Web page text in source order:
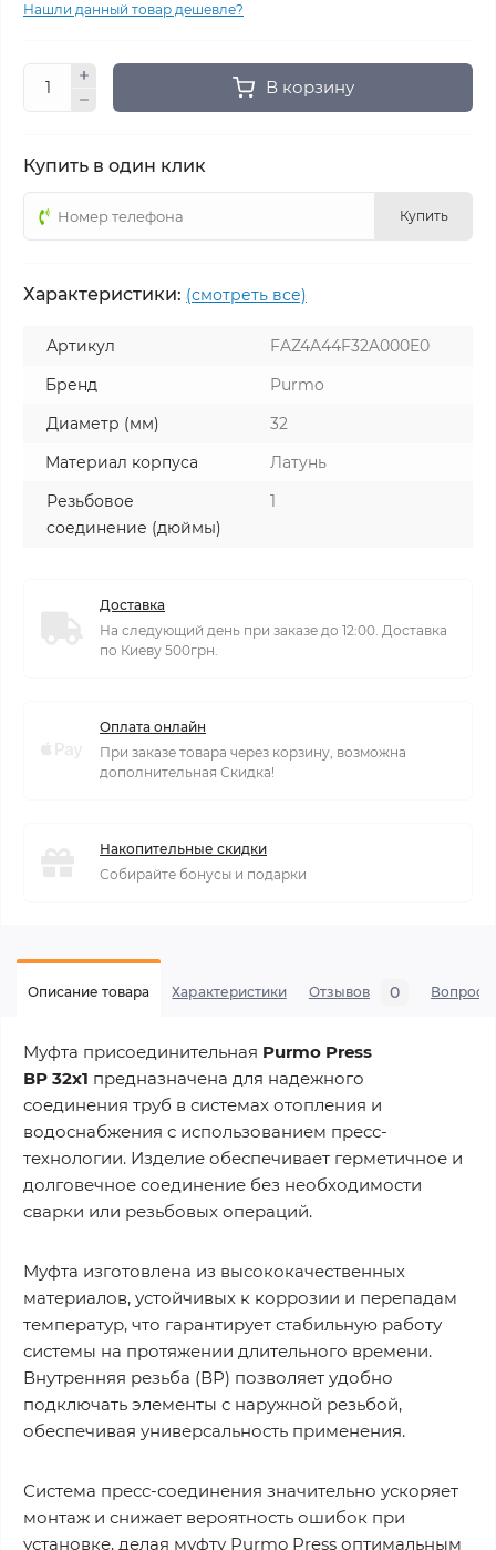
Нашли данный товар дешевле?
В корзину
Купить в один клик
Купить
Характеристики: (смотреть все)
Артикул
FAZ4A44F32A000E0
Бренд
Purmo
Диаметр (мм)
32
Материал корпуса
Латунь
Резьбовое
соединение (дюймы)
1
Доставка
На следующий день при заказе до 12:00. Доставка
по Киеву 500грн.
Оплата онлайн
При заказе товара через корзину, возможна
дополнительная Скидка!
Накопительные скидки
Собирайте бонусы и подарки
Описание товара Характеристики Отзывов 0 Вопросы
Муфта присоединительная Purmo Press
ВР 32x1 предназначена для надежного
соединения труб в системах отопления и
водоснабжения с использованием пресс-
технологии. Изделие обеспечивает герметичное и
долговечное соединение без необходимости
сварки или резьбовых операций.
Муфта изготовлена из высококачественных
материалов, устойчивых к коррозии и перепадам
температур, что гарантирует стабильную работу
системы на протяжении длительного времени.
Внутренняя резьба (ВР) позволяет удобно
подключать элементы с наружной резьбой,
обеспечивая универсальность применения.
Система пресс-соединения значительно ускоряет
монтаж и снижает вероятность ошибок при
установке, делая муфту Purmo Press оптимальным